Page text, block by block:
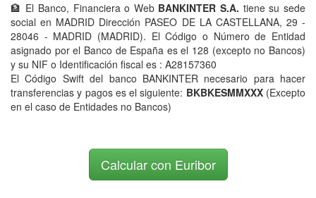
🏦 El Banco, Financiera o Web BANKINTER S.A. tiene su sede
social en MADRID Dirección PASEO DE LA CASTELLANA, 29 -
28046 - MADRID (MADRID). El Código o Número de Entidad
asignado por el Banco de España es el 128 (excepto no Bancos)
y su NIF o Identificación fiscal es : A28157360
El Código Swift del banco BANKINTER necesario para hacer
transferencias y pagos es el siguiente: BKBKESMMXXX(Excepto
en el caso de Entidades no Bancos)
Calcular con Euribor